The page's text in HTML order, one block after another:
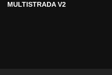
MULTISTRADA V2